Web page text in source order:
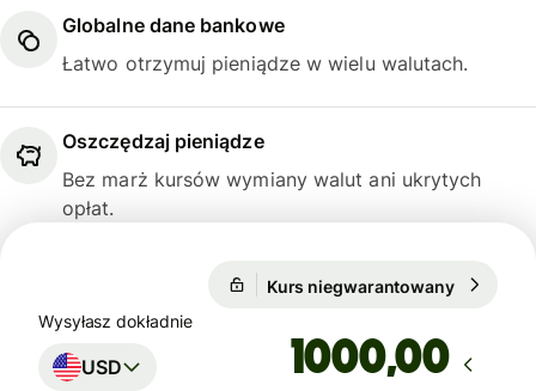
Globalne dane bankowe
Łatwo otrzymuj pieniądze w wielu walutach.
Oszczędzaj pieniądze
Bez marż kursów wymiany walut ani ukrytych
opłat.
Kurs niegwarantowany
Wysyłasz dokładnie
USD ,00